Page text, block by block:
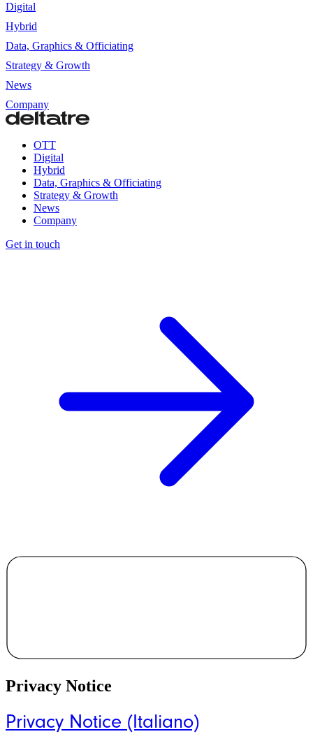
Digital
Hybrid
Data, Graphics & Officiating
Strategy & Growth
News
Company
OTT
Digital
Hybrid
Data, Graphics & Officiating
Strategy & Growth
News
Company
Get in touch
Privacy Notice
Privacy Notice (Italiano)